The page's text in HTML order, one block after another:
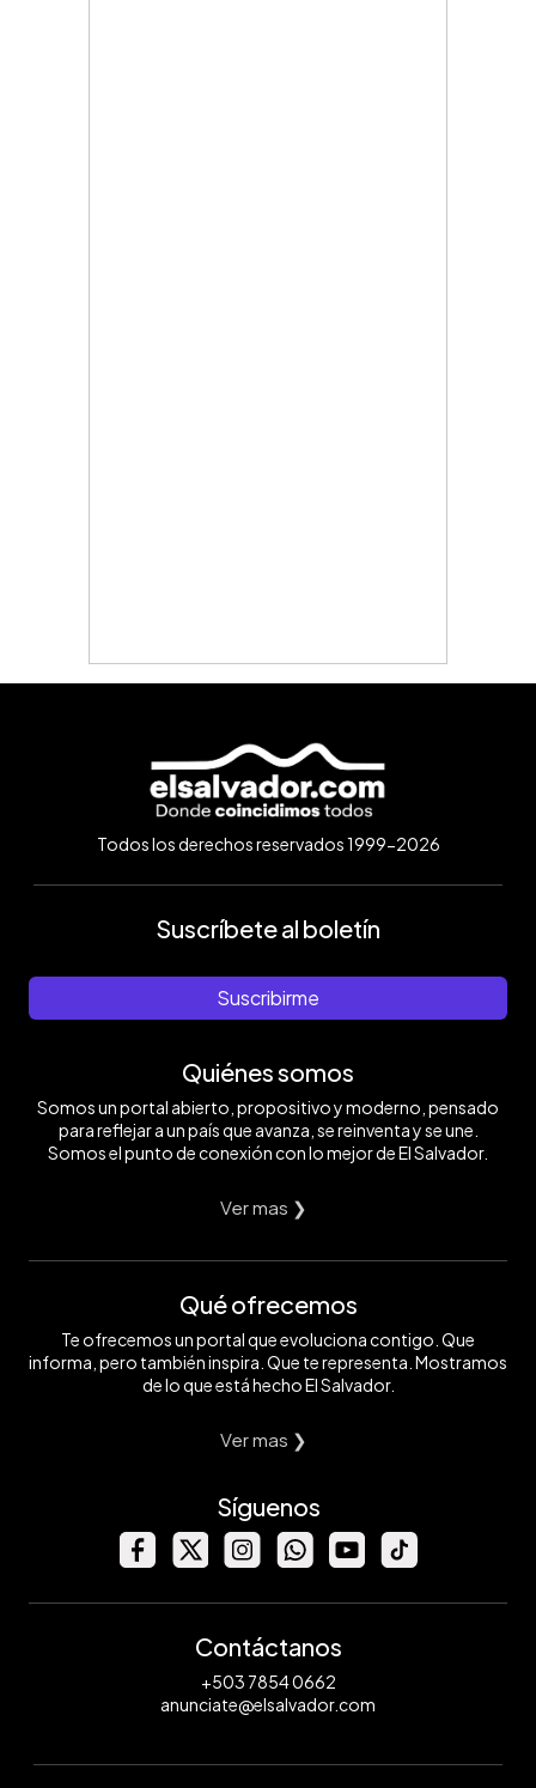
Todos los derechos reservados 1999-2026
Suscríbete al boletín
Suscribirme
Quiénes somos
Somos un portal abierto, propositivo y moderno, pensado
para reflejar a un país que avanza, se reinventa y se une.
Somos el punto de conexión con lo mejor de El Salvador.
Ver mas ❯
Qué ofrecemos
Te ofrecemos un portal que evoluciona contigo. Que
informa, pero también inspira. Que te representa. Mostramos
de lo que está hecho El Salvador.
Ver mas ❯
Síguenos
Contáctanos
+503 7854 0662
anunciate@elsalvador.com